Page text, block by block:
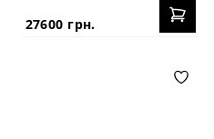
27600 грн.